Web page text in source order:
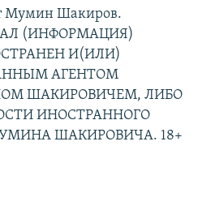
Мумин Шакиров.
(ИНФОРМАЦИЯ)
И(ИЛИ)
АГЕНТОМ
ШАКИРОВИЧЕМ, ЛИБО
ИНОСТРАННОГО
ШАКИРОВИЧА. 18+